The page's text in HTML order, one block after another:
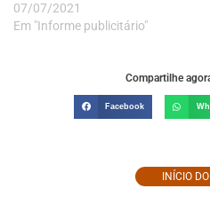
07/07/2021
Em "Informe publicitário"
Compartilhe
Facebook
INÍCIO